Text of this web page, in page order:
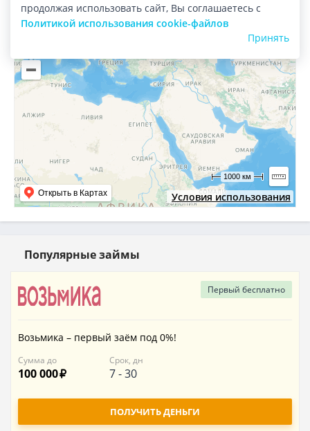
Условия использования
Открыть в Картах
1000 км
70
Популярные займы
Возьмика – первый заём под 0%!
Сумма до
100 000
Срок, дн
7-30
Первый бесплатно
ПОЛУЧИТЬ ДЕНЬГИ
продолжая использовать сайт, Вы соглашаетесь с
Политикой использования cookie-файлов
Принять